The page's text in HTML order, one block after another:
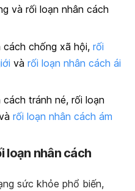
và rối loạn nhân cách
cách chống xã hội, rối
và rối loạn nhân cách ái
cách tránh né, rối loạn
rối loạn nhân cách ám
loạn nhân cách
sức khỏe phổ biến,